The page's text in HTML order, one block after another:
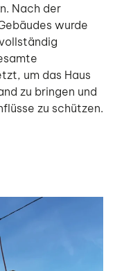
Nach der
wurde
um das Haus
zu bringen und
zu schützen.